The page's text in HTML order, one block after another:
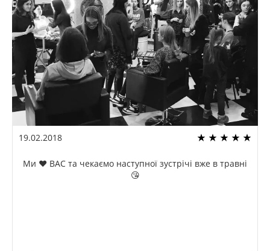
19.02.2018
Ми ❤️ ВАС та чекаємо наступної зустрічі вже в травні
😘